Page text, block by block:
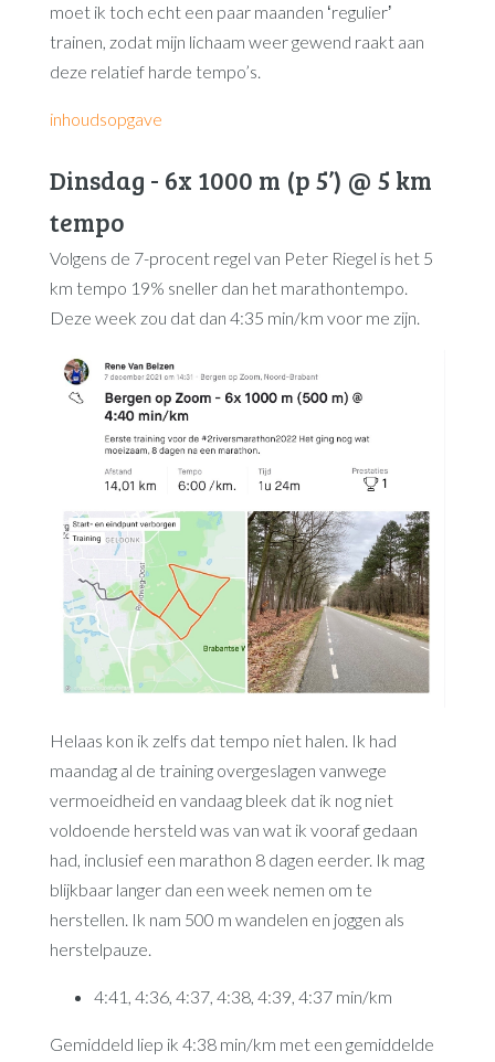
moet ik toch echt een paar maanden ʻregulierʼ
trainen, zodat mijn lichaam weer gewend raakt aan
deze relatief harde tempo’s.
inhoudsopgave
Dinsdag - 6x 1000 m (p 5’) @ 5 km
tempo
Volgens de 7-procent regel van Peter Riegel is het 5
km tempo 19% sneller dan het marathontempo.
Deze week zou dat dan 4:35 min/km voor me zijn.
Helaas kon ik zelfs dat tempo niet halen. Ik had
maandag al de training overgeslagen vanwege
vermoeidheid en vandaag bleek dat ik nog niet
voldoende hersteld was van wat ik vooraf gedaan
had, inclusief een marathon 8 dagen eerder. Ik mag
blijkbaar langer dan een week nemen om te
herstellen. Ik nam 500 m wandelen en joggen als
herstelpauze.
4:41, 4:36, 4:37, 4:38, 4:39, 4:37 min/km
Gemiddeld liep ik 4:38 min/km met een gemiddelde